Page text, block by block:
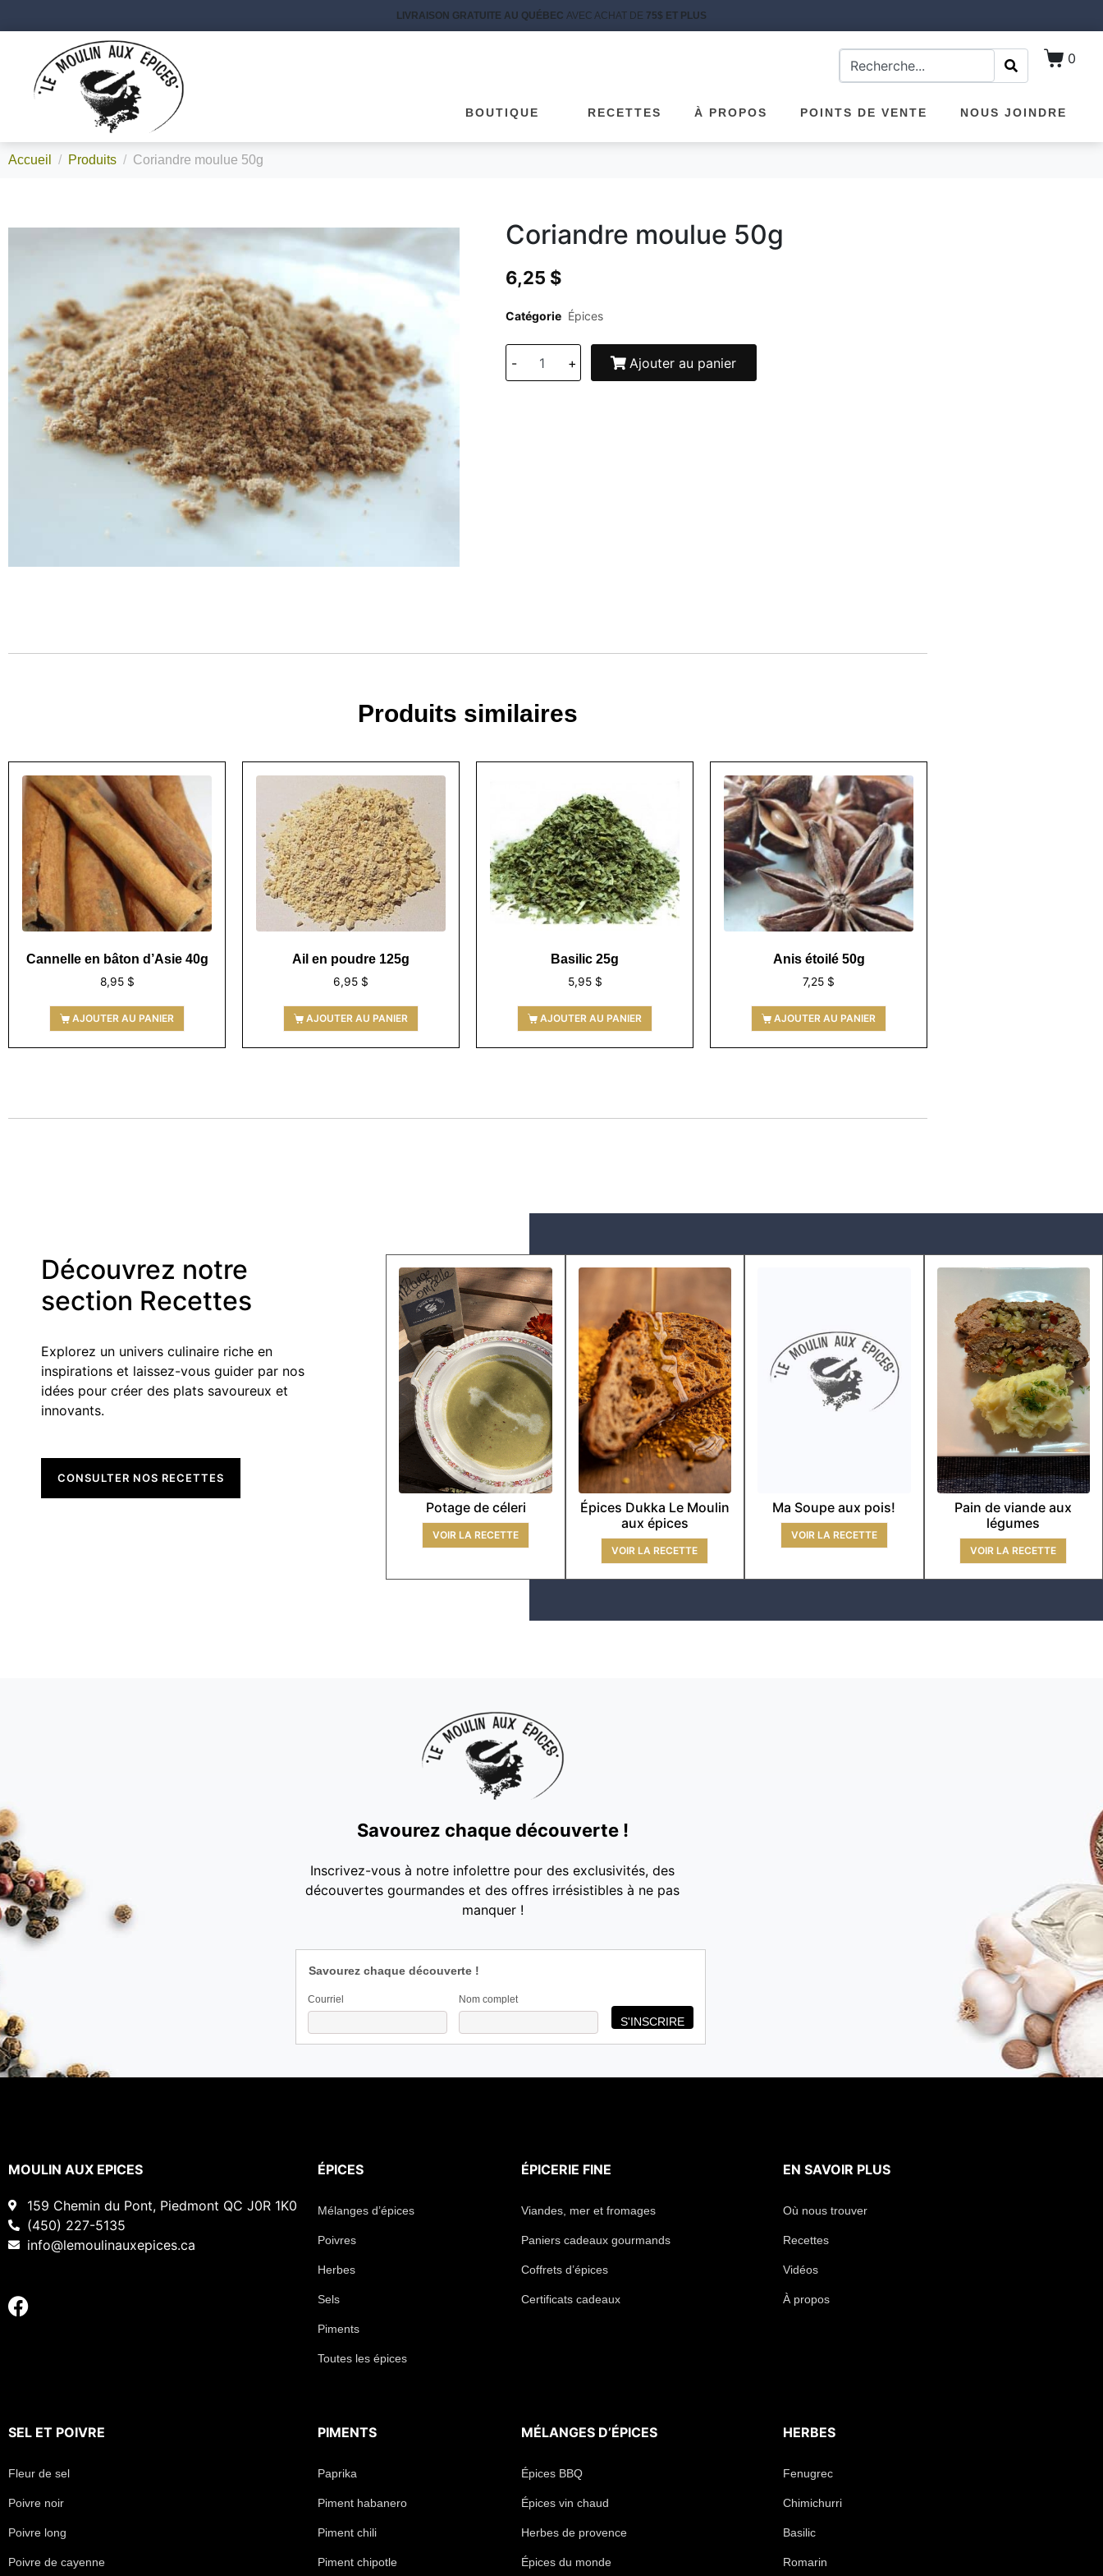
LIVRAISON GRATUITE AU QUÉBEC AVEC ACHAT DE 75$ ET PLUS
0
BOUTIQUE RECETTES À PROPOS POINTS DE VENTE NOUS JOINDRE
Accueil Produits Coriandre moulue 50g
Coriandre moulue 50g
6,25 $
Catégorie Épices
- + Ajouter au panier
Produits similaires
Cannelle en bâton d’Asie 40g
8,95 $
AJOUTER AU PANIER
Ail en poudre 125g
6,95 $
AJOUTER AU PANIER
Basilic 25g
5,95 $
AJOUTER AU PANIER
Anis étoilé 50g
7,25 $
AJOUTER AU PANIER
Découvrez notre
section Recettes
Explorez un univers culinaire riche en
inspirations et laissez-vous guider par nos
idées pour créer des plats savoureux et
innovants.
CONSULTER NOS RECETTES
Potage de céleri
VOIR LA RECETTE
Épices Dukka Le Moulin
aux épices
VOIR LA RECETTE
Ma Soupe aux pois!
VOIR LA RECETTE
Pain de viande aux
légumes
VOIR LA RECETTE
Savourez chaque découverte !
Inscrivez-vous à notre infolettre pour des exclusivités, des
découvertes gourmandes et des offres irrésistibles à ne pas
manquer !
Savourez chaque découverte !
Courriel Nom complet
MOULIN AUX EPICES
159 Chemin du Pont, Piedmont QC J0R 1K0
(450) 227-5135
info@lemoulinauxepices.ca
ÉPICES
Mélanges d’épices
Poivres
Herbes
Sels
Piments
Toutes les épices
ÉPICERIE FINE
Viandes, mer et fromages
Paniers cadeaux gourmands
Coffrets d’épices
Certificats cadeaux
EN SAVOIR PLUS
Où nous trouver
Recettes
Vidéos
À propos
SEL ET POIVRE
Fleur de sel
Poivre noir
Poivre long
Poivre de cayenne
PIMENTS
Paprika
Piment habanero
Piment chili
Piment chipotle
MÉLANGES D’ÉPICES
Épices BBQ
Épices vin chaud
Herbes de provence
Épices du monde
HERBES
Fenugrec
Chimichurri
Basilic
Romarin